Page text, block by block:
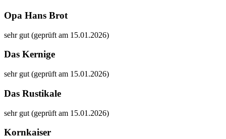
Opa Hans Brot
sehr gut (geprüft am 15.01.2026)
Das Kernige
sehr gut (geprüft am 15.01.2026)
Das Rustikale
sehr gut (geprüft am 15.01.2026)
Kornkaiser